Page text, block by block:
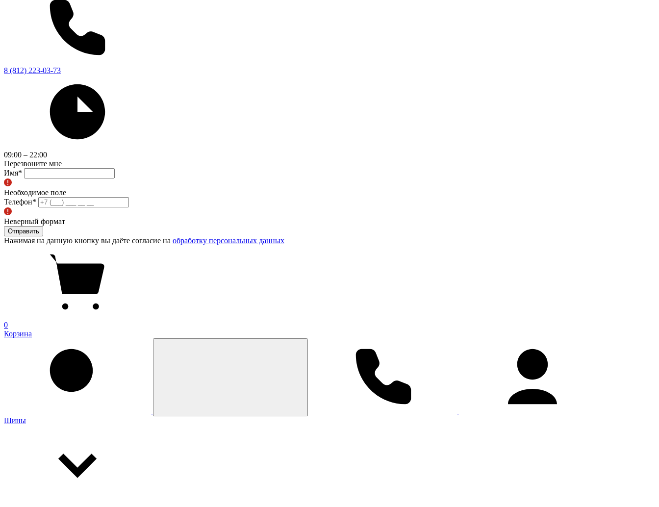
8 (812) 223-03-73
09:00 – 22:00
Перезвоните мне
Имя*
Необходимое поле
Телефон*
Неверный формат
Отправить
Нажимая на данную кнопку вы даёте согласие на обработку персональных данных
0
Корзина
Шины